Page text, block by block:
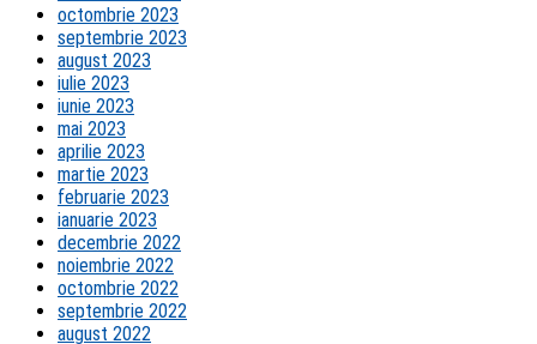
octombrie 2023
septembrie 2023
august 2023
iulie 2023
iunie 2023
mai 2023
aprilie 2023
martie 2023
februarie 2023
ianuarie 2023
decembrie 2022
noiembrie 2022
octombrie 2022
septembrie 2022
august 2022